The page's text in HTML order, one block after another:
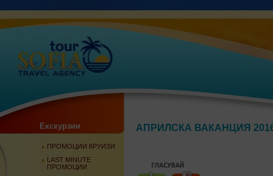
Екскурзии
ПРОМОЦИИ КРУИЗИ
LAST MINUTE
ПРОМОЦИИ
АПРИЛСКА ВАКАНЦИЯ